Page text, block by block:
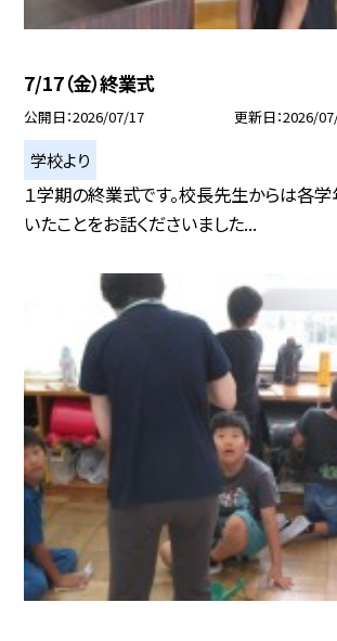
7/17（金）終業式
公開日 2026/07/17 更新日 2026/
学校より
１学期の終業式です。校長先生からは各
いたことをお話くださいました...